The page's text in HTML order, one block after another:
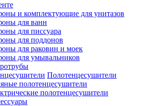
и комплектующие для унитазов
для ванн
для писсуара
для поддонов
для раковин и моек
для умывальников
Полотенцесушители
полотенцесушители
полотенцесушители